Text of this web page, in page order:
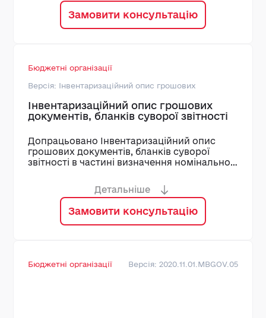
Замовити консультацію
Бюджетні організації
Версія: Інвентаризаційний опис грошових
Інвентаризаційний опис грошових
документів, бланків суворої звітності
Допрацьовано Інвентаризаційний опис
грошових документів, бланків суворої
звітності в частині визначення номінальної
Замовити консультацію
Детальніше
Бюджетні організації Версія: 2020.11.01.MBGOV.05